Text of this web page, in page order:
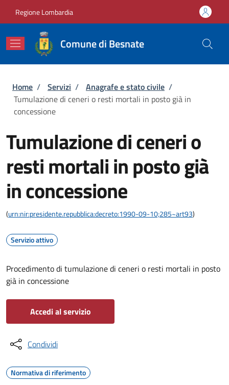
Regione Lombardia
Comune di Besnate
Briciole di pane
Home / Servizi / Anagrafe e stato civile /
Tumulazione di ceneri o resti mortali in posto già in
concessione
Tumulazione di ceneri o
resti mortali in posto già
in concessione
(urn:nir:presidente.repubblica:decreto:1990-09-10;285~art93)
Servizio attivo
Procedimento di tumulazione di ceneri o resti mortali in posto
già in concessione
Accedi al servizio
Condividi
Normativa di riferimento